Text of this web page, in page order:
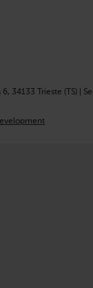
6, 34133 Trieste (TS) |